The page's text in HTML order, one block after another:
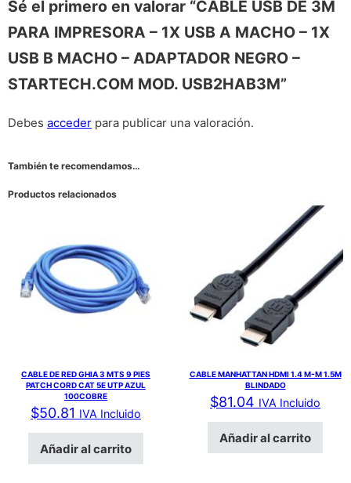
Sé el primero en valorar “CABLE USB DE 3M
PARA IMPRESORA – 1X USB A MACHO – 1X
USB B MACHO – ADAPTADOR NEGRO –
STARTECH.COM MOD. USB2HAB3M”
Debes acceder para publicar una valoración.
También te recomendamos…
Productos relacionados
CABLE DE RED GHIA 3 MTS 9 PIES
PATCH CORD CAT 5E UTP AZUL
100COBRE
$50.81 IVA Incluido
Añadir al carrito
CABLE MANHATTAN HDMI 1.4 M-M 1.5M
BLINDADO
$81.04 IVA Incluido
Añadir al carrito